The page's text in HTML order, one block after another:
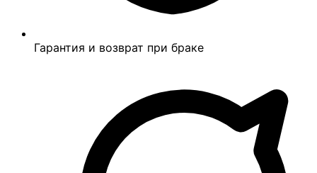
Гарантия и возврат при браке